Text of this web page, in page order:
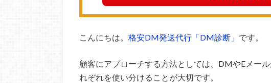
こんにちは。 格安DM発送代行「DM診断」 です。
顧客にアプローチする方法としては、DMやEメー
れぞれを使い分けることが大切です。